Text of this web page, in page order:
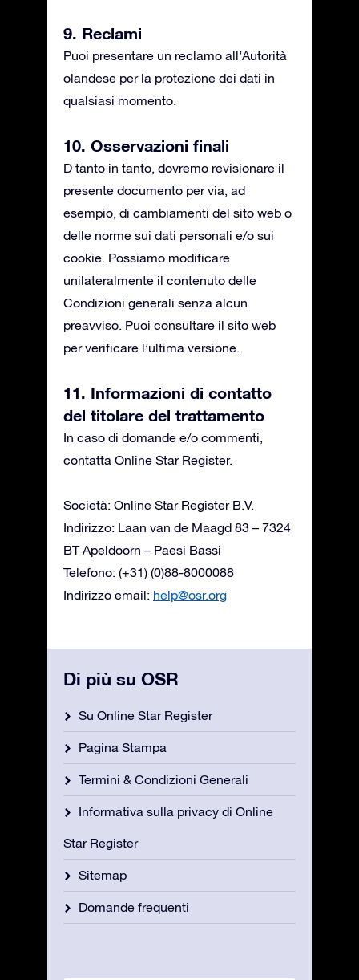
9. Reclami
Puoi presentare un reclamo all’Autorità
olandese per la protezione dei dati in
qualsiasi momento.
10. Osservazioni finali
D tanto in tanto, dovremo revisionare il
presente documento per via, ad
esempio, di cambiamenti del sito web o
delle norme sui dati personali e/o sui
cookie. Possiamo modificare
unilateralmente il contenuto delle
Condizioni generali senza alcun
preavviso. Puoi consultare il sito web
per verificare l’ultima versione.
11. Informazioni di contatto
del titolare del trattamento
In caso di domande e/o commenti,
contatta Online Star Register.
Società: Online Star Register B.V.
Indirizzo: Laan van de Maagd 83 – 7324
BT Apeldoorn – Paesi Bassi
Telefono: (+31) (0)88-8000088
Indirizzo email: help@osr.org
Di più su OSR
Su Online Star Register
Pagina Stampa
Termini & Condizioni Generali
Informativa sulla privacy di Online
Star Register
Sitemap
Domande frequenti